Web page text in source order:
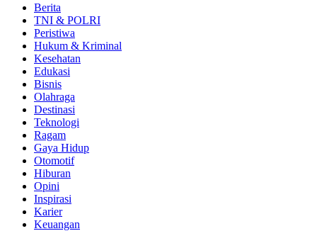
Berita
TNI & POLRI
Peristiwa
Hukum & Kriminal
Kesehatan
Edukasi
Bisnis
Olahraga
Destinasi
Teknologi
Ragam
Gaya Hidup
Otomotif
Hiburan
Opini
Inspirasi
Karier
Keuangan